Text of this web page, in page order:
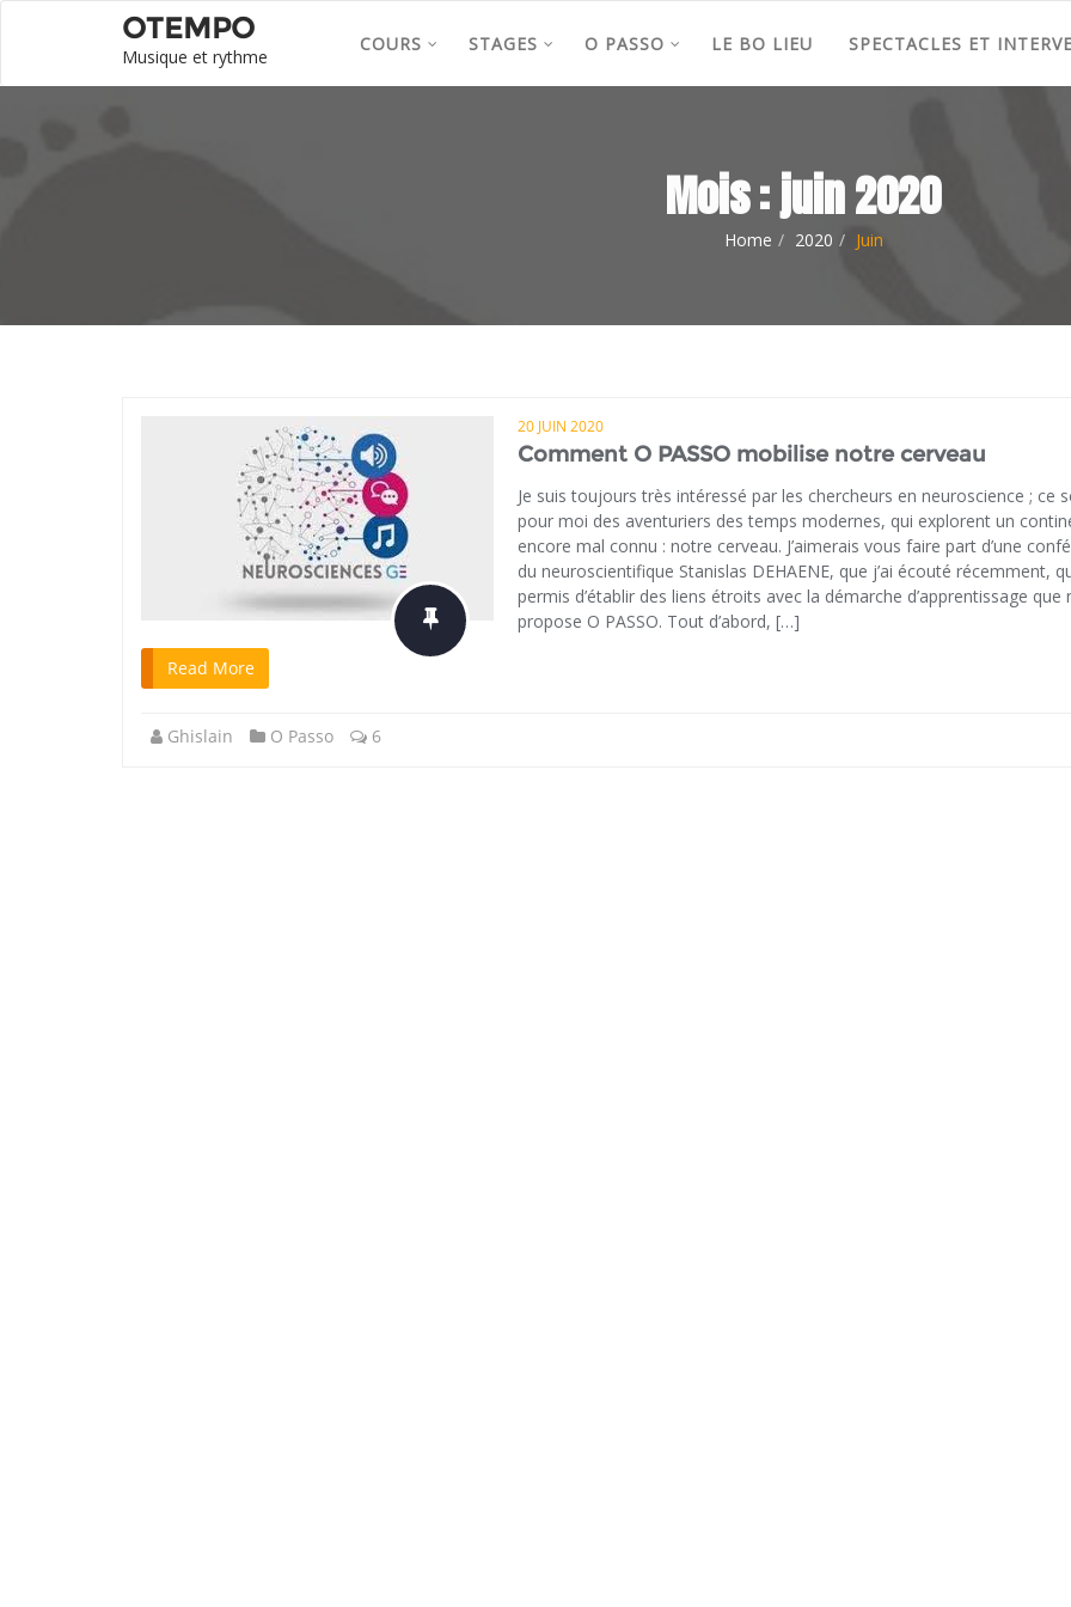
OTEMPO
Musique et rythme
COURS STAGES O PASSO LE BO LIEU SPECTACLES ET
Mois :juin 2020
Home 2020 Juin
20 JUIN 2020
Comment O PASSO mobilise notre cerveau
Je suis toujours très intéressé par les chercheurs en neuroscience ; ce
pour moi des aventuriers des temps modernes, qui explorent un
encore mal connu : notre cerveau. J’aimerais vous faire part d’une
du neuroscientifique Stanislas DEHAENE, que j’ai écouté récemment,
permis d’établir des liens étroits avec la démarche d’apprentissage que
propose O PASSO. Tout d’abord, […]
Read More
Ghislain O Passo 6